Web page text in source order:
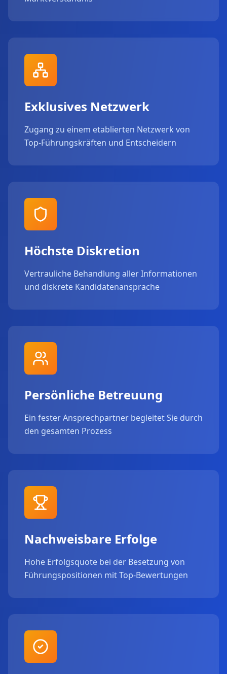
Exklusives Netzwerk
Zugang zu einem etablierten Netzwerk von
Top-Führungskräften und Entscheidern
Höchste Diskretion
Vertrauliche Behandlung aller Informationen
und diskrete Kandidatenansprache
Persönliche Betreuung
Ein fester Ansprechpartner begleitet Sie durch
den gesamten Prozess
Nachweisbare Erfolge
Hohe Erfolgsquote bei der Besetzung von
Führungspositionen mit Top-Bewertungen